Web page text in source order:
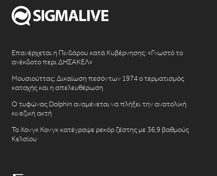
Επανέρχεται η Πινδάρου κατά Κυβέρνησης: «Γνωστό το
ανέκδοτο περι ΔΗΣΑΚΕΛ»
Μουσιούττας: Δικαίωση πεσόντων 1974 ο τερματισμός
κατοχής και η απελευθέρωση
Ο τυφώνας Dolphin αναμένεται να πλήξει την ανατολική
κινεζική ακτή
Το Χονγκ Κονγκ κατέγραψε ρεκόρ ζέστης με 36,9 βαθμούς
Κελσίου